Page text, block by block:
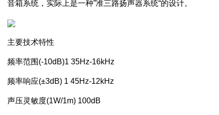
音箱系统，实际上是一种”准三路扬声器系统“的设计。
主要技术特性
频率范围(-10dB)1 35Hz-16kHz
频率响应(±3dB) 1 45Hz-12kHz
声压灵敏度(1W/1m) 100dB